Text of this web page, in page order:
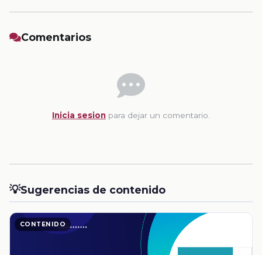
Comentarios
Inicia sesion para dejar un comentario.
💡Sugerencias de contenido
CONTENIDO